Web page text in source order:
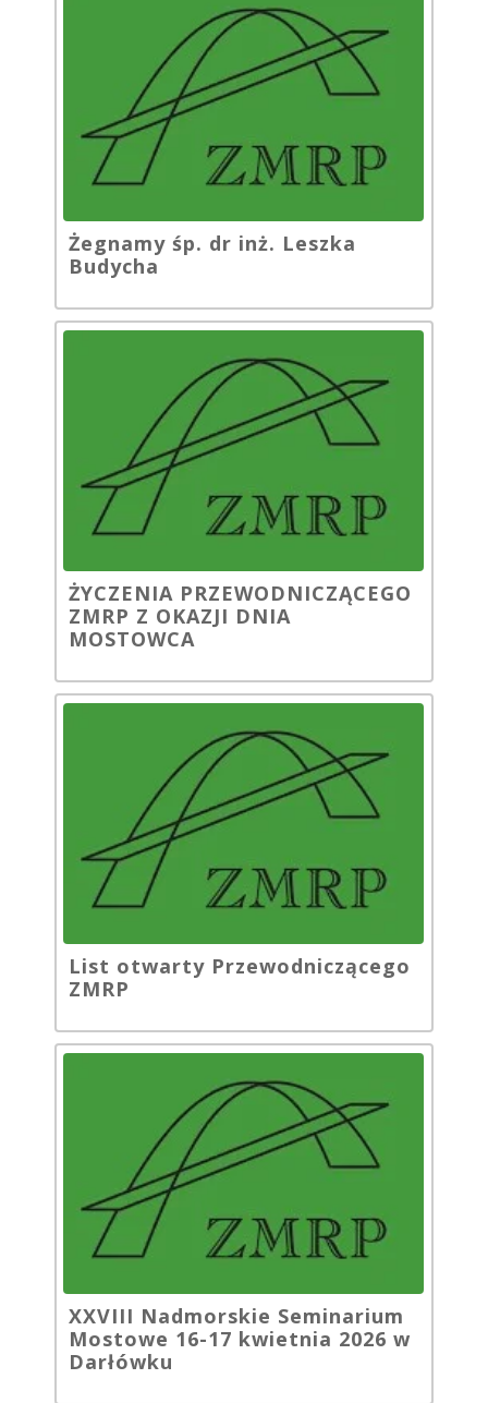
Żegnamy śp. dr inż. Leszka
Budycha
ŻYCZENIA PRZEWODNICZĄCEGO
ZMRP Z OKAZJI DNIA
MOSTOWCA
List otwarty Przewodniczącego
ZMRP
XXVIII Nadmorskie Seminarium
Mostowe 16-17 kwietnia 2026 w
Darłówku